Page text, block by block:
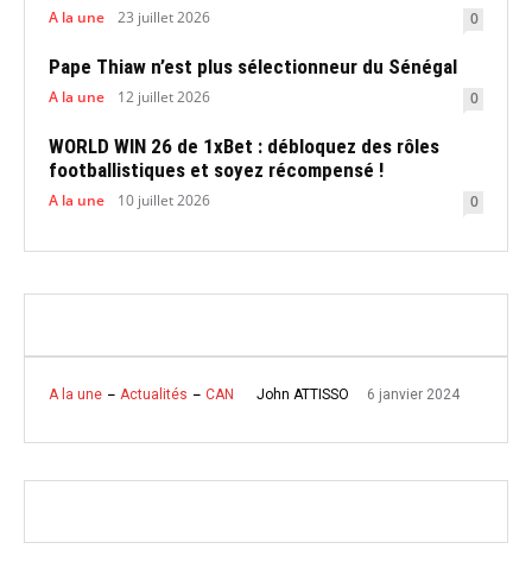
A la une 23 juillet 2026 0
Pape Thiaw n’est plus sélectionneur du Sénégal
A la une 12 juillet 2026 0
WORLD WIN 26 de 1xBet : débloquez des rôles
footballistiques et soyez récompensé !
A la une 10 juillet 2026 0
A la une Actualités CAN John ATTISSO 6 janvier 2024